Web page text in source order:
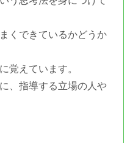
くできているかどうか
覚えています。
、指導する立場の人や